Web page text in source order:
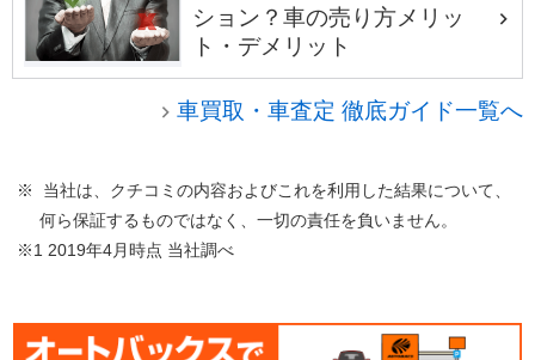
ション？車の売り方メリッ
ト・デメリット
車買取・車査定 徹底ガイド一覧へ
※ 当社は、クチコミの内容およびこれを利用した結果について、
何ら保証するものではなく、一切の責任を負いません。
※1 2019年4月時点 当社調べ